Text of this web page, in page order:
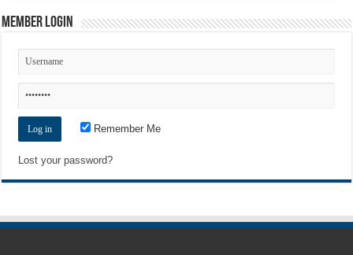
Member Login
Remember Me
Lost your password?